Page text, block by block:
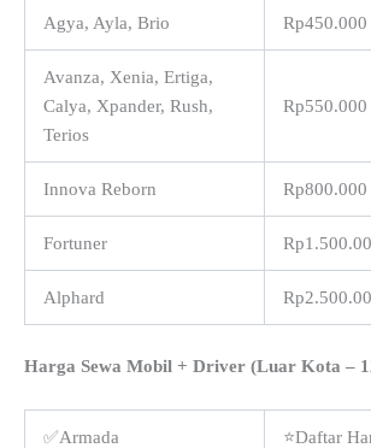
Agya, Ayla, Brio
Avanza, Xenia, Ertiga,
Calya, Xpander, Rush,
Terios
Innova Reborn
Fortuner
Alphard
Harga Sewa Mobil + Driver (Luar Kota –
✅Armada ⭐Daftar